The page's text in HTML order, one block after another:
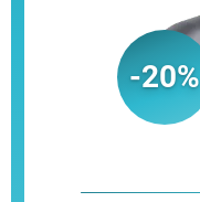
-20%